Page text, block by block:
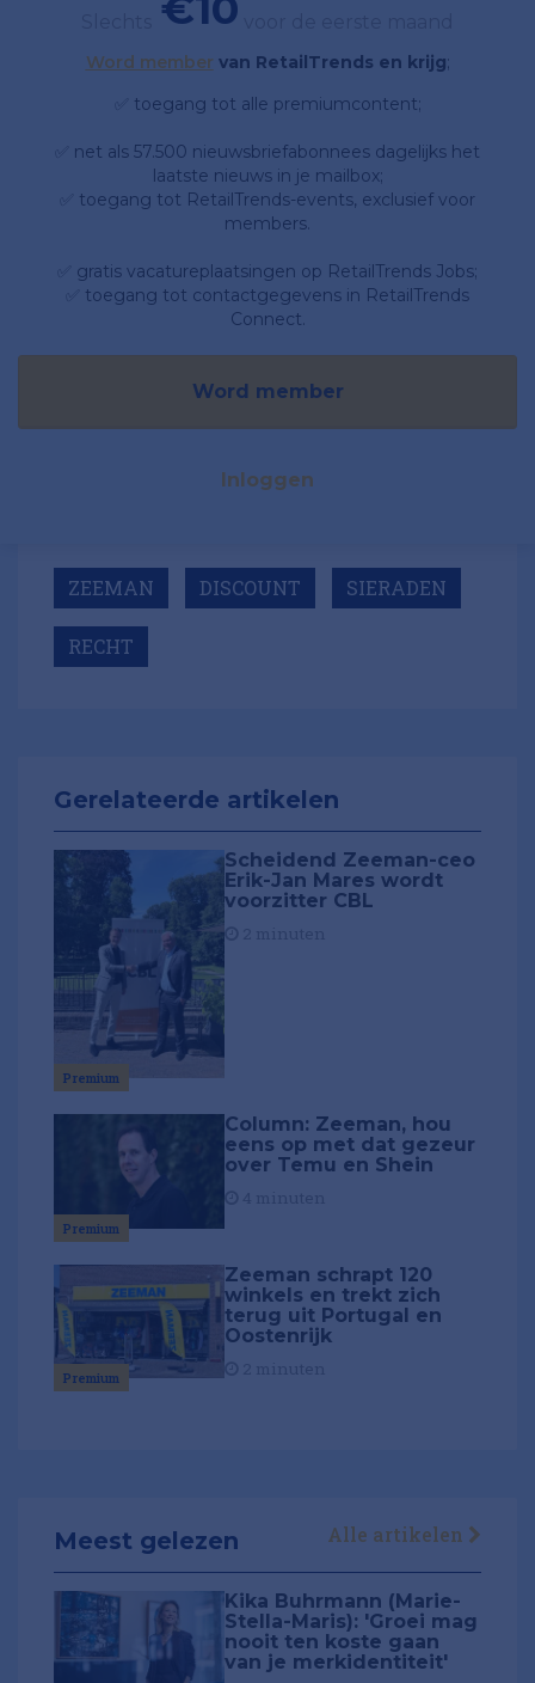
Word member van RetailTrends en krijg;
✅ toegang tot alle premiumcontent;
✅ net als 57.500 nieuwsbriefabonnees dagelijks het
laatste nieuws in je mailbox;
✅ toegang tot RetailTrends-events, exclusief voor
members.
✅ gratis vacatureplaatsingen op RetailTrends Jobs;
✅ toegang tot contactgegevens in RetailTrends
Connect.
Word member
Inloggen
ZEEMAN DISCOUNT SIERADEN
RECHT
Gerelateerde artikelen
Premium
Scheidend Zeeman-ceo
Erik-Jan Mares wordt
voorzitter CBL
Premium
Column: Zeeman, hou
eens op met dat gezeur
over Temu en Shein
Premium
Zeeman schrapt 120
winkels en trekt zich
terug uit Portugal en
Oostenrijk
Meest gelezen Alle artikelen
Kika Buhrmann (Marie-
Stella-Maris): 'Groei mag
nooit ten koste gaan
van je merkidentiteit'